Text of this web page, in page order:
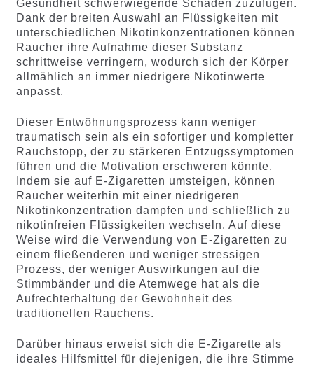
Gesundheit schwerwiegende Schäden zuzufügen.
Dank der breiten Auswahl an Flüssigkeiten mit
unterschiedlichen Nikotinkonzentrationen können
Raucher ihre Aufnahme dieser Substanz
schrittweise verringern, wodurch sich der Körper
allmählich an immer niedrigere Nikotinwerte
anpasst.
Dieser Entwöhnungsprozess kann weniger
traumatisch sein als ein sofortiger und kompletter
Rauchstopp, der zu stärkeren Entzugssymptomen
führen und die Motivation erschweren könnte.
Indem sie auf E-Zigaretten umsteigen, können
Raucher weiterhin mit einer niedrigeren
Nikotinkonzentration dampfen und schließlich zu
nikotinfreien Flüssigkeiten wechseln. Auf diese
Weise wird die Verwendung von E-Zigaretten zu
einem fließenderen und weniger stressigen
Prozess, der weniger Auswirkungen auf die
Stimmbänder und die Atemwege hat als die
Aufrechterhaltung der Gewohnheit des
traditionellen Rauchens.
Darüber hinaus erweist sich die E-Zigarette als
ideales Hilfsmittel für diejenigen, die ihre Stimme